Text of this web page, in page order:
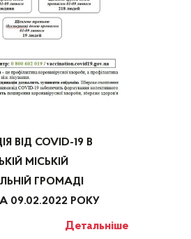
ВІД COVID-19 В
МІСЬКІЙ
ГРОМАДІ
09.02.2022 РОКУ
Детальніше